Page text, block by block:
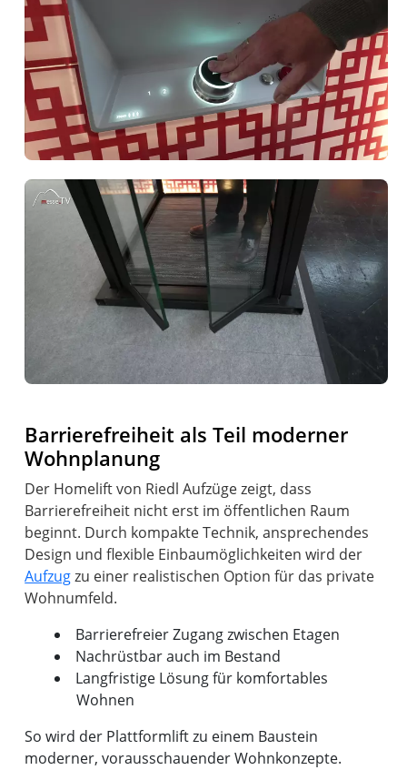
Barrierefreiheit als Teil moderner
Wohnplanung
Der Homelift von Riedl Aufzüge zeigt, dass
Barrierefreiheit nicht erst im öffentlichen Raum
beginnt. Durch kompakte Technik, ansprechendes
Design und flexible Einbaumöglichkeiten wird der
Aufzugzu einer realistischen Option für das private
Barrierefreier Zugang zwischen Etagen
Nachrüstbar auch im Bestand
Langfristige Lösung für komfortables
Wohnen
So wird der Plattformlift zu einem Baustein
moderner, vorausschauender Wohnkonzepte.